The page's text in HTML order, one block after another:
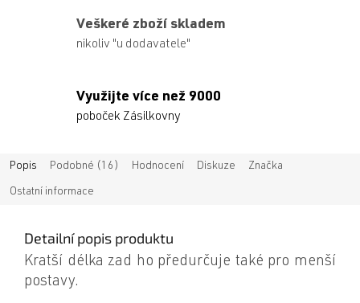
Veškeré zboží skladem
nikoliv "u dodavatele"
Využijte více než 9000
poboček Zásilkovny
Popis Podobné (16) Hodnocení Diskuze Značka
Ostatní informace
Detailní popis produktu
Kratší délka zad ho předurčuje také pro menší
postavy.